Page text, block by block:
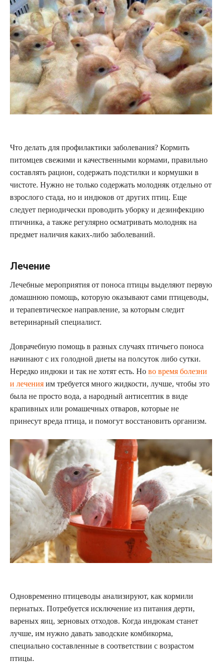
Что делать для профилактики заболевания? Кормить
питомцев свежими и качественными кормами, правильно
составлять рацион, содержать подстилки и кормушки в
чистоте. Нужно не только содержать молодняк отдельно от
взрослого стада, но и индюков от других птиц. Еще
следует периодически проводить уборку и дезинфекцию
птичника, а также регулярно осматривать молодняк на
предмет наличия каких-либо заболеваний.
Лечение
Лечебные мероприятия от поноса птицы выделяют первую
домашнюю помощь, которую оказывают сами птицеводы,
и терапевтическое направление, за которым следит
ветеринарный специалист.
Доврачебную помощь в разных случаях птичьего поноса
начинают с их голодной диеты на полсуток либо сутки.
Нередко индюки и так не хотят есть. Но во время болезни
и лечения им требуется много жидкости, лучше, чтобы это
была не просто вода, а народный антисептик в виде
крапивных или ромашечных отваров, которые не
принесут вреда птица, и помогут восстановить организм.
Одновременно птицеводы анализируют, как кормили
пернатых. Потребуется исключение из питания дерти,
вареных яиц, зерновых отходов. Когда индюкам станет
лучше, им нужно давать заводские комбикорма,
специально составленные в соответствии с возрастом
птицы.